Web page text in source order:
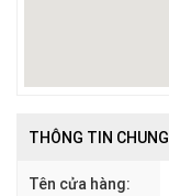
THÔNG TIN CHUNG
Tên cửa hàng: